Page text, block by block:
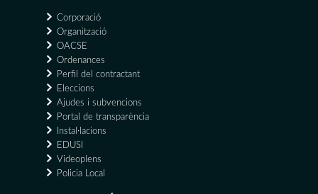
Corporació
Organització
OACSE
Ordenances
Perfil del contractant
Eleccions
Ajudes i subvencions
Portal de transparència
Instal·lacions
EDUSI
Videoplens
Policia Local